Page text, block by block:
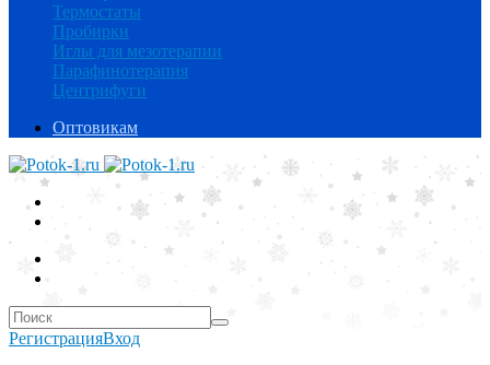
Термостаты
Пробирки
Иглы для мезотерапии
Парафинотерапия
Центрифуги
Оптовикам
РегистрацияВход